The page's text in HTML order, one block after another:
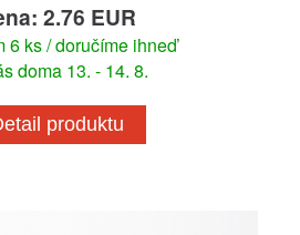
2.76 EUR
6 ks / doručíme ihneď
doma 13. - 14. 8.
produktu